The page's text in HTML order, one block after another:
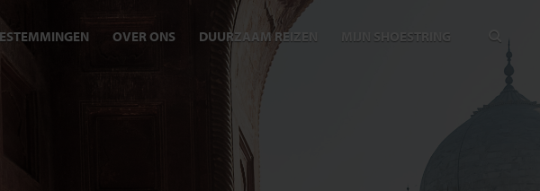
OVER ONS DUURZAAM REIZEN MIJN SHOESTRING